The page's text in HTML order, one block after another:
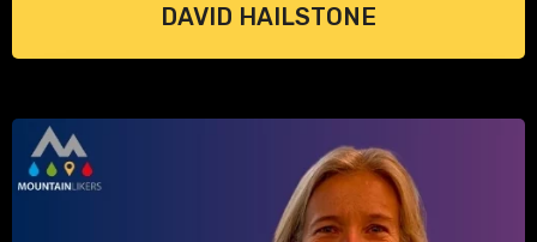
DAVID HAILSTONE